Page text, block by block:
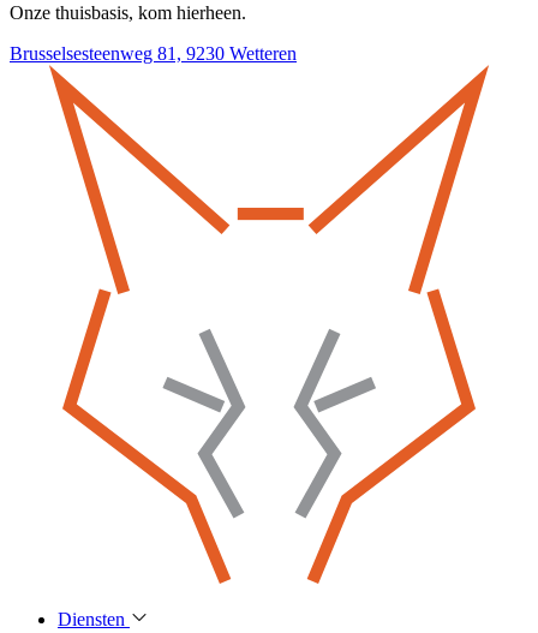
Onze thuisbasis, kom hierheen.
Brusselsesteenweg 81, 9230 Wetteren
Diensten